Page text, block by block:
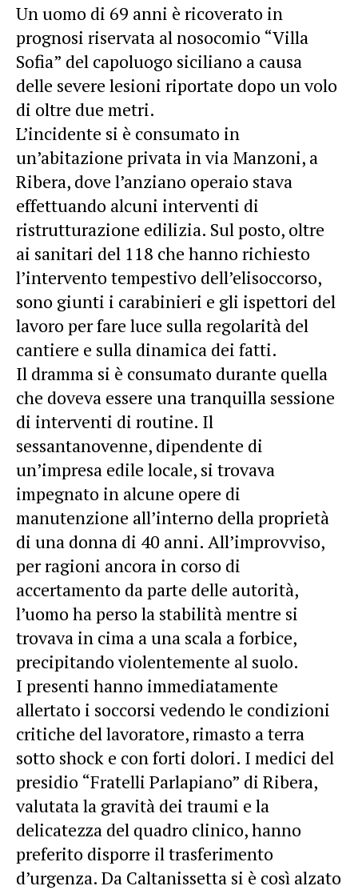
Un uomo di 69 anni è ricoverato in
prognosi riservata al nosocomio “Villa
Sofia” del capoluogo siciliano a causa
delle severe lesioni riportate dopo un volo
di oltre due metri.
L’incidente si è consumato in
un’abitazione privata in via Manzoni, a
Ribera, dove l’anziano operaio stava
effettuando alcuni interventi di
ristrutturazione edilizia. Sul posto, oltre
ai sanitari del 118 che hanno richiesto
l’intervento tempestivo dell’elisoccorso,
sono giunti i carabinieri e gli ispettori del
lavoro per fare luce sulla regolarità del
cantiere e sulla dinamica dei fatti.
Il dramma si è consumato durante quella
che doveva essere una tranquilla sessione
di interventi di routine. Il
sessantanovenne, dipendente di
un’impresa edile locale, si trovava
impegnato in alcune opere di
manutenzione all’interno della proprietà
di una donna di 40 anni. All’improvviso,
per ragioni ancora in corso di
accertamento da parte delle autorità,
l’uomo ha perso la stabilità mentre si
trovava in cima a una scala a forbice,
precipitando violentemente al suolo.
I presenti hanno immediatamente
allertato i soccorsi vedendo le condizioni
critiche del lavoratore, rimasto a terra
sotto shock e con forti dolori. I medici del
presidio “Fratelli Parlapiano” di Ribera,
valutata la gravità dei traumi e la
delicatezza del quadro clinico, hanno
preferito disporre il trasferimento
d’urgenza. Da Caltanissetta si è così alzato